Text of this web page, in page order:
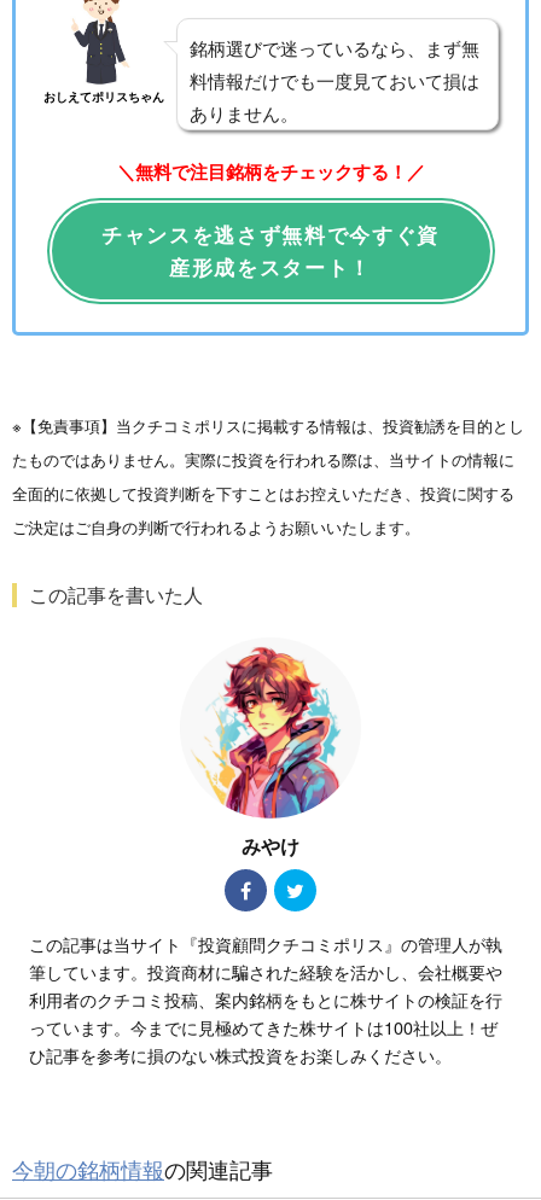
おしえてポリスちゃん
銘柄選びで迷っているなら、まず無
料情報だけでも一度見ておいて損は
ありません。
＼無料で注目銘柄をチェックする！／
チャンスを逃さず無料で今すぐ資
産形成をスタート！
※【免責事項】当クチコミポリスに掲載する情報は、投資勧誘を目的とし
たものではありません。実際に投資を行われる際は、当サイトの情報に
全面的に依拠して投資判断を下すことはお控えいただき、投資に関する
ご決定はご自身の判断で行われるようお願いいたします。
この記事を書いた人
みやけ
この記事は当サイト『投資顧問クチコミポリス』の管理人が執
筆しています。投資商材に騙された経験を活かし、会社概要や
利用者のクチコミ投稿、案内銘柄をもとに株サイトの検証を行
っています。今までに見極めてきた株サイトは100社以上！ぜ
ひ記事を参考に損のない株式投資をお楽しみください。
今朝の銘柄情報の関連記事